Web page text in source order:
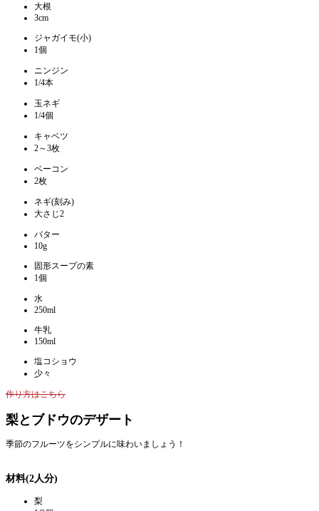
大根
3cm
ジャガイモ(小)
1個
ニンジン
1/4本
玉ネギ
1/4個
キャベツ
2～3枚
ベーコン
2枚
ネギ(刻み)
大さじ2
バター
10g
固形スープの素
1個
水
250ml
牛乳
150ml
塩コショウ
少々
作り方はこちら
梨とブドウのデザート
季節のフルーツをシンプルに味わいましょう！
材料(2人分)
梨